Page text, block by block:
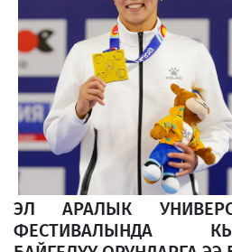
ЭЛ АРАЛЫК
ФЕСТИВАЛЫНДА